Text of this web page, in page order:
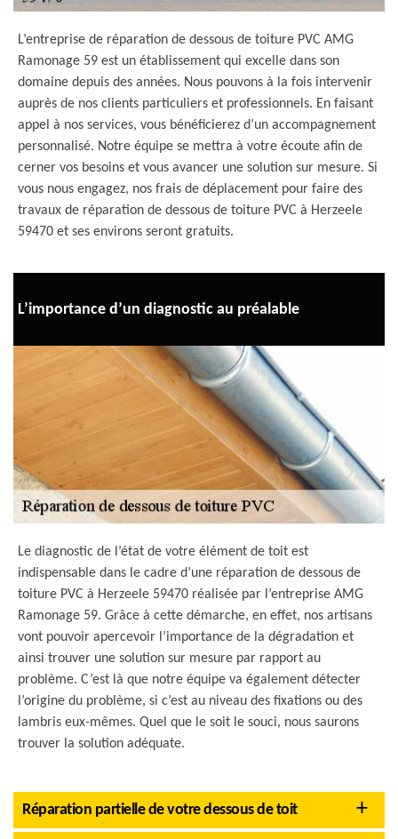
L’entreprise de réparation de dessous de toiture PVC AMG
Ramonage 59 est un établissement qui excelle dans son
domaine depuis des années. Nous pouvons à la fois intervenir
auprès de nos clients particuliers et professionnels. En faisant
appel à nos services, vous bénéficierez d’un accompagnement
personnalisé. Notre équipe se mettra à votre écoute afin de
cerner vos besoins et vous avancer une solution sur mesure. Si
vous nous engagez, nos frais de déplacement pour faire des
travaux de réparation de dessous de toiture PVC à Herzeele
59470 et ses environs seront gratuits.
L’importance d’un diagnostic au préalable
Le diagnostic de l’état de votre élément de toit est
indispensable dans le cadre d’une réparation de dessous de
toiture PVC à Herzeele 59470 réalisée par l’entreprise AMG
Ramonage 59. Grâce à cette démarche, en effet, nos artisans
vont pouvoir apercevoir l’importance de la dégradation et
ainsi trouver une solution sur mesure par rapport au
problème. C’est là que notre équipe va également détecter
l’origine du problème, si c’est au niveau des fixations ou des
lambris eux-mêmes. Quel que le soit le souci, nous saurons
trouver la solution adéquate.
Réparation partielle de votre dessous de toit